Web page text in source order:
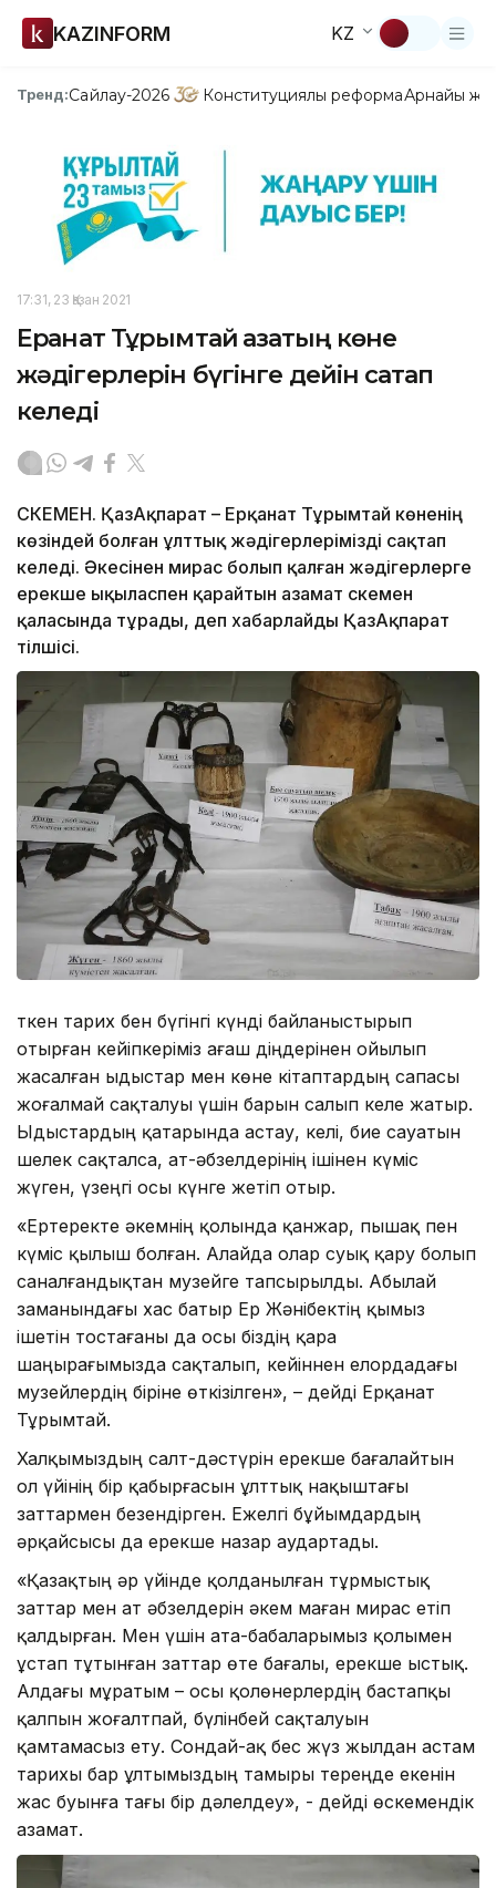
KAZINFORM KZ
Тренд:Сайлау-2026 Конституциялық реформаАрнайы
17:31, 23 Қазан 2021
Ерқанат Тұрымтай қазақтың көне
жәдігерлерін бүгінге дейін сақтап
келеді
ӨСКЕМЕН. ҚазАқпарат – Ерқанат Тұрымтай көненің
көзіндей болған ұлттық жәдігерлерімізді сақтап
келеді. Әкесінен мирас болып қалған жәдігерлерге
ерекше ықыласпен қарайтын азамат Өскемен
қаласында тұрады, деп хабарлайды ҚазАқпарат
тілшісі.
Өткен тарих бен бүгінгі күнді байланыстырып
отырған кейіпкеріміз ағаш діңдерінен ойылып
жасалған ыдыстар мен көне кітаптардың сапасы
жоғалмай сақталуы үшін барын салып келе жатыр.
Ыдыстардың қатарында астау, келі, бие сауатын
шелек сақталса, ат-әбзелдерінің ішінен күміс
жүген, үзеңгі осы күнге жетіп отыр.
«Ертеректе әкемнің қолында қанжар, пышақ пен
күміс қылыш болған. Алайда олар суық қару болып
саналғандықтан музейге тапсырылды. Абылай
заманындағы хас батыр Ер Жәнібектің қымыз
ішетін тостағаны да осы біздің қара
шаңырағымызда сақталып, кейіннен елордадағы
музейлердің біріне өткізілген», – дейді Ерқанат
Тұрымтай.
Халқымыздың салт-дәстүрін ерекше бағалайтын
ол үйінің бір қабырғасын ұлттық нақыштағы
заттармен безендірген. Ежелгі бұйымдардың
әрқайсысы да ерекше назар аудартады.
«Қазақтың әр үйінде қолданылған тұрмыстық
заттар мен ат әбзелдерін әкем маған мирас етіп
қалдырған. Мен үшін ата-бабаларымыз қолымен
ұстап тұтынған заттар өте бағалы, ерекше ыстық.
Алдағы мұратым – осы қолөнерлердің бастапқы
қалпын жоғалтпай, бүлінбей сақталуын
қамтамасыз ету. Сондай-ақ бес жүз жылдан астам
тарихы бар ұлтымыздың тамыры тереңде екенін
жас буынға тағы бір дәлелдеу», - дейді өскемендік
азамат.